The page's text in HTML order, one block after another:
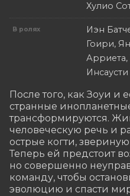
Хулио
В ролях
Иэн
Гоири,
Арриета,
Инсаусти
После того, как Зоуи и
странные
трансформируются.
человеческую речь и
острые когти,
Теперь ей предстоит
но совершенно
команду, чтобы
эволюцию и спасти